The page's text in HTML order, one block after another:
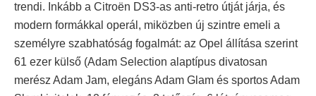
trendi. Inkább a Citroën DS3-as anti-retro útját járja, és
modern formákkal operál, miközben új szintre emeli a
személyre szabhatóság fogalmát: az Opel állítása szerint
61 ezer külső (Adam Selection alaptípus divatosan
merész Adam Jam, elegáns Adam Glam és sportos Adam